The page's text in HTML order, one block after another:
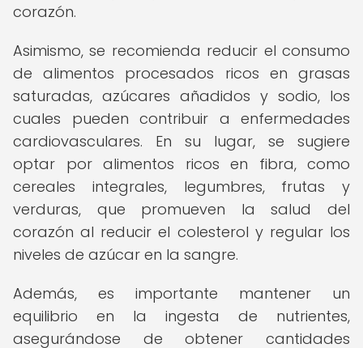
corazón.
Asimismo, se recomienda reducir el consumo
de alimentos procesados ricos en grasas
saturadas, azúcares añadidos y sodio, los
cuales pueden contribuir a enfermedades
cardiovasculares. En su lugar, se sugiere
optar por alimentos ricos en fibra, como
cereales integrales, legumbres, frutas y
verduras, que promueven la salud del
corazón al reducir el colesterol y regular los
niveles de azúcar en la sangre.
Además, es importante mantener un
equilibrio en la ingesta de nutrientes,
asegurándose de obtener cantidades